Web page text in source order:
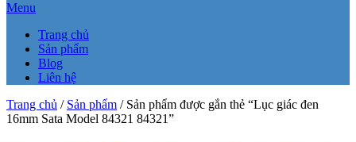
Menu
Trang chủ
Sản phẩm
Blog
Liên hệ
Trang chủ / Sản phẩm / Sản phẩm được gắn thẻ “Lục giác đen
16mm Sata Model 84321 84321”